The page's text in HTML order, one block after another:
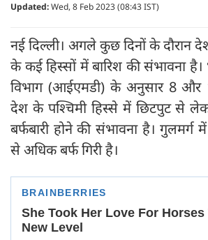
Updated:Wed, 8 Feb 2023 (08:43 IST)
नई दिल्ली। अगले कुछ दिनों के दौरान
के कई हिस्सों में बारिश की संभावना है।
विभाग (आईएमडी) के अनुसार 8 और
देश के पश्चिमी हिस्से में छिटपुट से
बर्फबारी होने की संभावना है।
से अधिक बर्फ गिरी है।